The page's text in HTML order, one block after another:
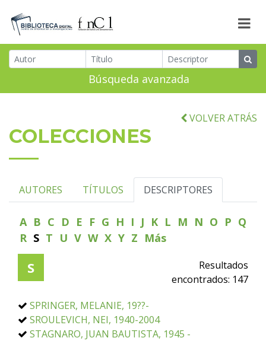
Búsqueda avanzada
VOLVER ATRÁS
COLECCIONES
AUTORES TÍTULOS DESCRIPTORES
A B C D E F G H I J K L M N O P Q
R S T U V W X Y Z Más
S
Resultados
encontrados: 147
SPRINGER, MELANIE, 19??-
SROULEVICH, NEI, 1940-2004
STAGNARO, JUAN BAUTISTA, 1945 -